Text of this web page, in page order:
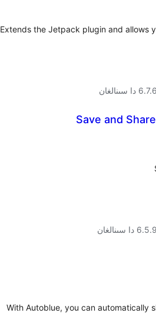
Extends the Jetpack plugin and allows
6.7.6 دا سىنالغان
Save and
6.5.9 دا سىنالغان
With Autoblue, you can automatically